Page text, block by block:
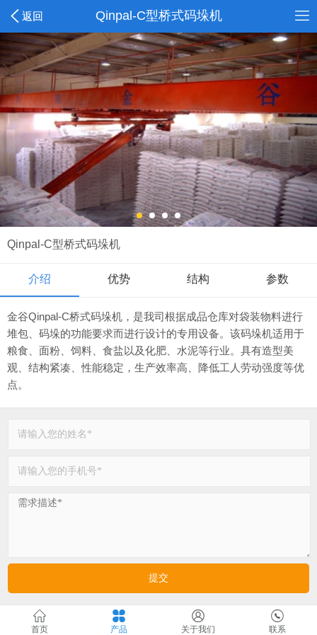
返回 Qinpal-C型桥式码垛机
Qinpal-C型桥式码垛机
介绍 优势 结构 参数
金谷Qinpal-C桥式码垛机，是我司根据成品仓库对袋装物料进行
堆包、码垛的功能要求而进行设计的专用设备。该码垛机适用于
粮食、面粉、饲料、食盐以及化肥、水泥等行业。具有造型美
观、结构紧凑、性能稳定，生产效率高、降低工人劳动强度等优
点。
首页 产品 关于我们 联系